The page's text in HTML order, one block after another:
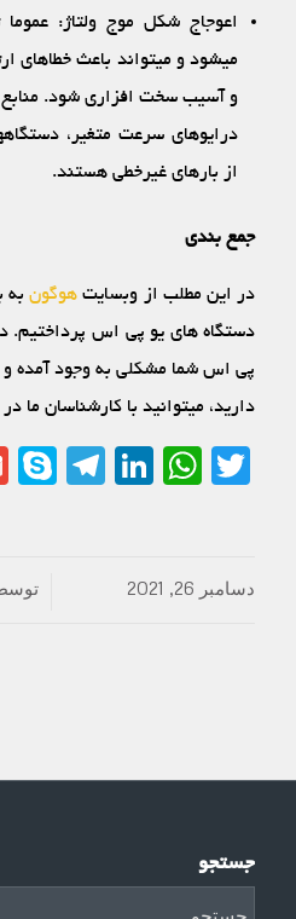
اعوجاج شکل موج ولتاژ: عموما
می‏شود و می‏تواند باعث خطاهای
و آسیب سخت ‏افزاری شود. منابع
درایوهای سرعت متغیر،
از بارهای غیرخطی هستند.
جمع بندی
در این مطلب از وبسایت هوگونبه
دستگاه های یو پی اس پرداختیم.
پی اس شما مشکلی به وجود آمده و
دارید، میتوانید با کارشناسان ما
Twitter
WhatsApp
دسامبر 26, 2021 /
جستجو